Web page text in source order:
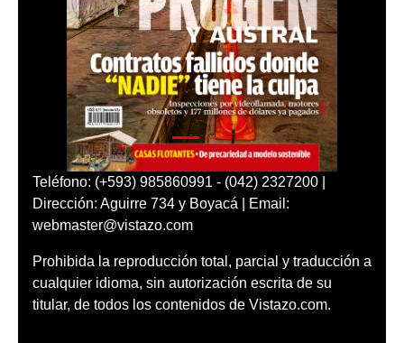
Teléfono: (+593) 985860991 - (042) 2327200 |
Dirección: Aguirre 734 y Boyacá | Email:
webmaster@vistazo.com
Prohibida la reproducción total, parcial y traducción a
cualquier idioma, sin autorización escrita de su
titular, de todos los contenidos de Vistazo.com.